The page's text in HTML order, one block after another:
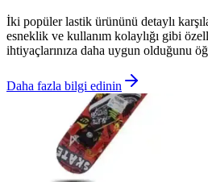
İki popüler lastik ürününü detaylı
esneklik ve kullanım kolaylığı gibi
ihtiyaçlarınıza daha uygun olduğunu
Daha fazla bilgi edinin